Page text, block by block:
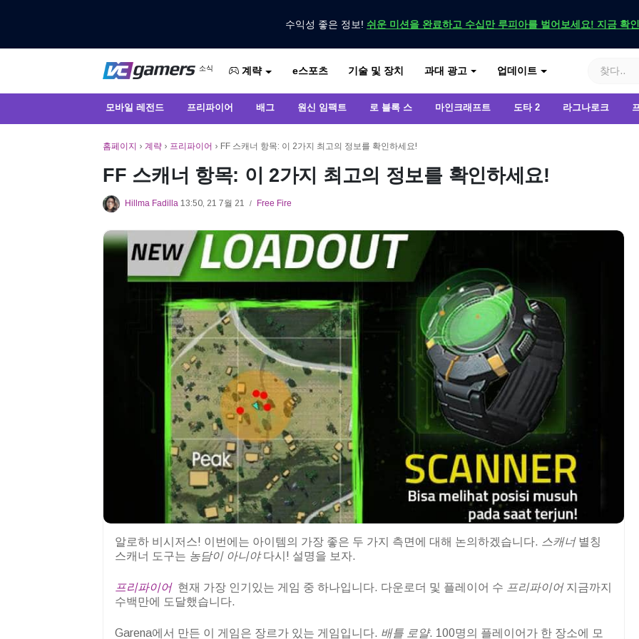
수익성 좋은 정보! 쉬운 미션을 완료하고 수십만 루피아를 벌어보세요! 지금 확
VCGamers 뉴스
소식
VCGamers에서만 최신 게임 뉴스 받기
계략 e스포츠 기술 및 장치 과대 광고 업데이트
모바일 레전드 프리파이어 배그 원신 임팩트 로 블록 스 마인크래프트 도타 2 라그나로크
홈페이지 › 계략 › 프리파이어 › FF 스캐너 항목: 이 2가지 최고의 정보를 확인하세요!
FF 스캐너 항목: 이 2가지 최고의 정보를 확인하세요!
Hillma Fadilla 13:50, 21 7월 21 / Free Fire
알로하 비시저스! 이번에는 아이템의 가장 좋은 두 가지 측면에 대해 논의하겠습니다. 스캐너별칭
스캐너 도구는 농담이 아니야다시! 설명을 보자.
프리파이어 현재 가장 인기있는 게임 중 하나입니다. 다운로더 및 플레이어 수 프리파이어지금까지
수백만에 도달했습니다.
Garena에서 만든 이 게임은 장르가 있는 게임입니다. 배틀 로얄. 100명의 플레이어가 한 장소에 모